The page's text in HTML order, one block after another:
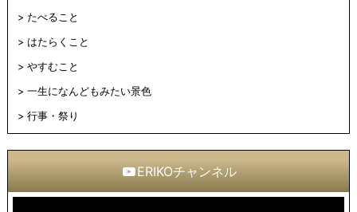
たべること
はたらくこと
やすむこと
一生になんどもみたい景色
行事・祭り
ERIKOチャンネル